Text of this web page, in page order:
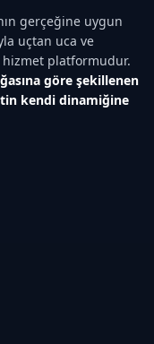
gerçeğine uygun
uçtan uca ve
platformudur.
göre şekillenen
kendi dinamiğine